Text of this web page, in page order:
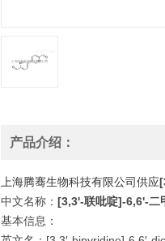
产品介绍：
上海腾骞生物科技有限公司供应
中文名称： [3,3'-联吡啶]-6,6'-二
基本信息：